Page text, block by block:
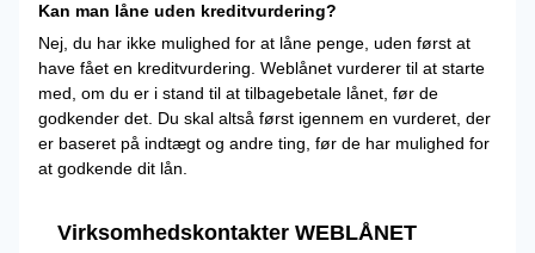
Kan man låne uden kreditvurdering?
Nej, du har ikke mulighed for at låne penge, uden først at
have fået en kreditvurdering. Weblånet vurderer til at starte
med, om du er i stand til at tilbagebetale lånet, før de
godkender det. Du skal altså først igennem en vurderet, der
er baseret på indtægt og andre ting, før de har mulighed for
at godkende dit lån.
Virksomhedskontakter WEBLÅNET